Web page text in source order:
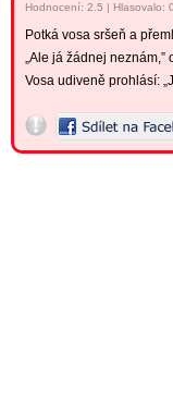
Hodnocení: 2.5 | Hlasovalo: 0
Potká vosa sršeň a
„Ale já žádnej neznám,”
Vosa udiveně prohlásí: